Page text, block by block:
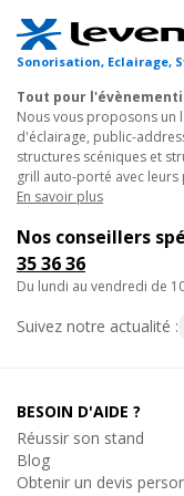
- Fixation rapide de
- Installation
lors d’un salon
- Accroche d’éléments
stand structure alu.
- Montage de
musées ou espaces
rapide, conçu pour les
Caractéristiques
- WLL safety factor 4:1
- Matériau : Aluminium
- Diamètre tube
Sonorisation, Eclairage,
Tout pour
Nous vous proposons un
d'éclairage, public-
structures scéniques et
grill auto-porté avec
En savoir plus
Nos conseillers
35 36 36
du lundi au vendredi de
Suivez notre actualité :
BESOIN D'AIDE ?
Réussir son stand
Blog
Obtenir un devis